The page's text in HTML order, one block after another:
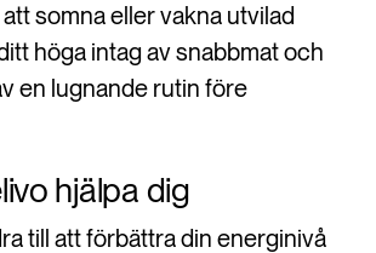
somna eller vakna utvilad
höga intag av snabbmat och
en lugnande rutin före
hjälpa dig
till att förbättra din energinivå